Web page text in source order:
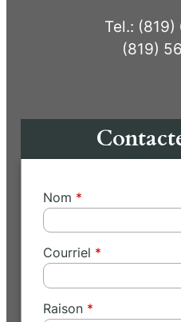
Tel.:
(819)
Nom
Courriel
Raison